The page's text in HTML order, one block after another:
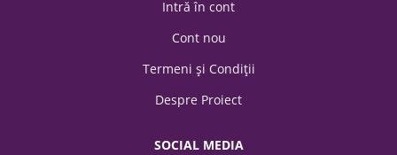
Codul-de-securitate-socială
Codul-dreptului-internaţional-privat
Intră în cont
Cont nou
Termeni şi Condiții
Despre Proiect
SOCIAL MEDIA